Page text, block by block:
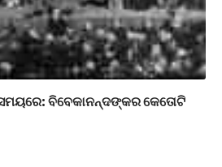
ବିବେକାନନ୍ଦଙ୍କର କେତୋଟି